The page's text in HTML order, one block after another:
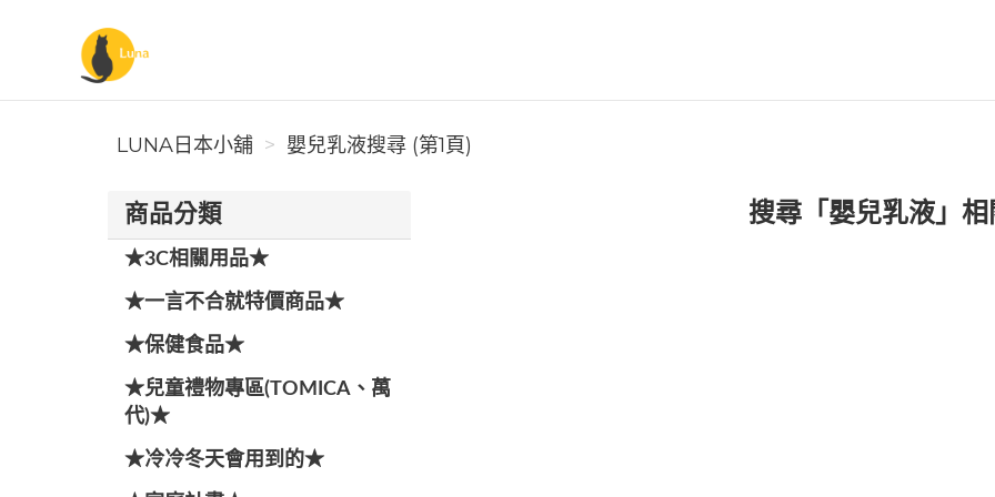
Luna日本小舖
LUNA日本小舖 嬰兒乳液搜尋 (第1頁)
商品分類
★3C相關用品★
★一言不合就特價商品★
★保健食品★
★兒童禮物專區(TOMICA、萬
代)★
★冷冷冬天會用到的★
搜尋「嬰兒乳液」相